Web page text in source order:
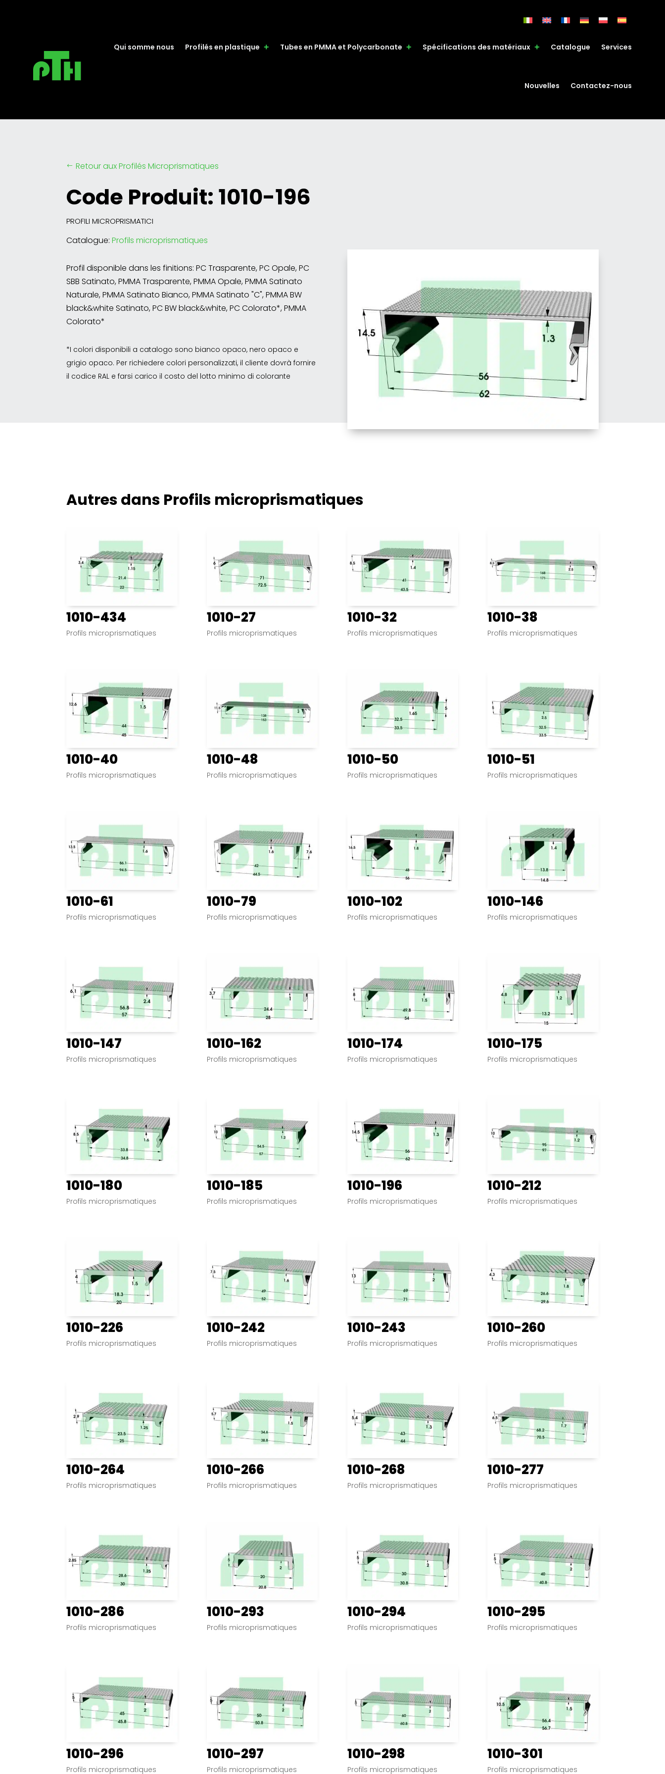
Qui somme nous Profilés en plastique Tubes en PMMA et Polycarbonate Spécifications des matériaux Catalogue Services
Nouvelles Contactez-nous
# Retour aux Profilés Microprismatiques
Code Produit: 1010-196
PROFILI MICROPRISMATICI
Catalogue:Profils microprismatiques
Profil disponible dans les finitions: PC Trasparente, PC Opale, PC
SBB Satinato, PMMA Trasparente, PMMA Opale, PMMA Satinato
Naturale, PMMA Satinato Bianco, PMMA Satinato "C", PMMA BW
black&white Satinato, PC BW black&white, PC Colorato*, PMMA
Colorato*
*I colori disponibili a catalogo sono bianco opaco, nero opaco e
grigio opaco. Per richiedere colori personalizzati, il cliente dovrà fornire
il codice RAL e farsi carico il costo del lotto minimo di colorante
Autres dans Profils microprismatiques
1010-434
Profils microprismatiques
1010-27
Profils microprismatiques
1010-32
Profils microprismatiques
1010-38
Profils microprismatiques
1010-40
Profils microprismatiques
1010-48
Profils microprismatiques
1010-50
Profils microprismatiques
1010-51
Profils microprismatiques
1010-61
Profils microprismatiques
1010-79
Profils microprismatiques
1010-102
Profils microprismatiques
1010-146
Profils microprismatiques
1010-147
Profils microprismatiques
1010-162
Profils microprismatiques
1010-174
Profils microprismatiques
1010-175
Profils microprismatiques
1010-180
Profils microprismatiques
1010-185
Profils microprismatiques
1010-196
Profils microprismatiques
1010-212
Profils microprismatiques
1010-226
Profils microprismatiques
1010-242
Profils microprismatiques
1010-243
Profils microprismatiques
1010-260
Profils microprismatiques
1010-264
Profils microprismatiques
1010-266
Profils microprismatiques
1010-268
Profils microprismatiques
1010-277
Profils microprismatiques
1010-286
Profils microprismatiques
1010-293
Profils microprismatiques
1010-294
Profils microprismatiques
1010-295
Profils microprismatiques
1010-296
Profils microprismatiques
1010-297
Profils microprismatiques
1010-298
Profils microprismatiques
1010-301
Profils microprismatiques